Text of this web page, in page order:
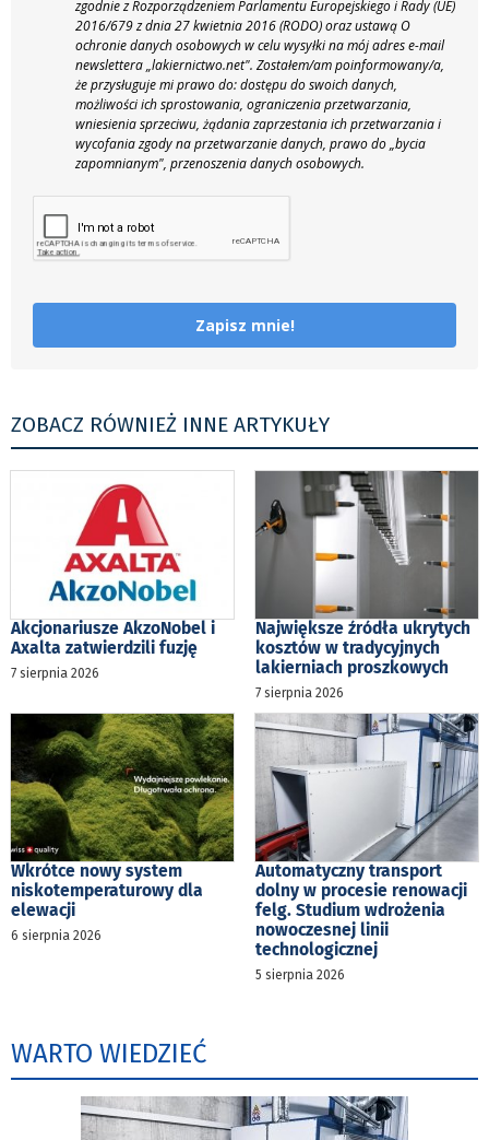
zgodnie z Rozporządzeniem Parlamentu Europejskiego i Rady (UE)
2016/679 z dnia 27 kwietnia 2016 (RODO) oraz ustawą O
ochronie danych osobowych w celu wysyłki na mój adres e-mail
newslettera „lakiernictwo.net". Zostałem/am poinformowany/a,
że przysługuje mi prawo do: dostępu do swoich danych,
możliwości ich sprostowania, ograniczenia przetwarzania,
wniesienia sprzeciwu, żądania zaprzestania ich przetwarzania i
wycofania zgody na przetwarzanie danych, prawo do „bycia
zapomnianym", przenoszenia danych osobowych.
Zapisz mnie!
ZOBACZ RÓWNIEŻ INNE ARTYKUŁY
Akcjonariusze AkzoNobel i
Axalta zatwierdzili fuzję
7 sierpnia 2026
Największe źródła ukrytych
kosztów w tradycyjnych
lakierniach proszkowych
7 sierpnia 2026
Wkrótce nowy system
niskotemperaturowy dla
elewacji
6 sierpnia 2026
Automatyczny transport
dolny w procesie renowacji
felg. Studium wdrożenia
nowoczesnej linii
technologicznej
5 sierpnia 2026
WARTO WIEDZIEĆ